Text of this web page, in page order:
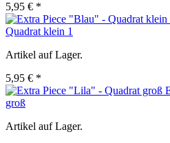
5,95 € *
Quadrat klein 1
Artikel auf Lager.
5,95 € *
groß
Artikel auf Lager.